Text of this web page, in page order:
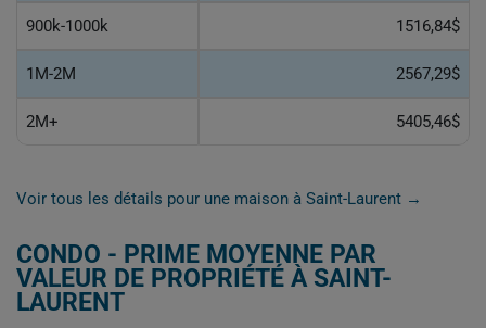
900k-1000k 1516,84$
1M-2M 2567,29$
2M+ 5405,46$
Voir tous les détails pour une maison à Saint-Laurent →
CONDO - PRIME MOYENNE PAR
VALEUR DE PROPRIÉTÉ À SAINT-
LAURENT